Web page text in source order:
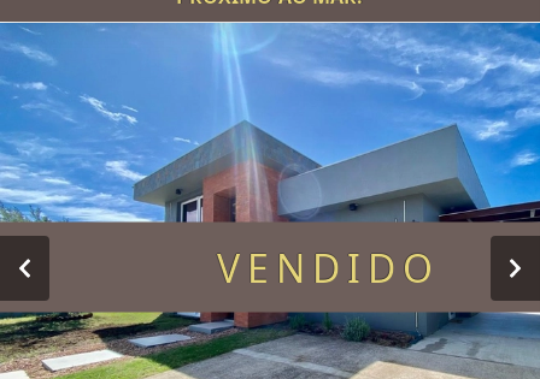
VENDIDO